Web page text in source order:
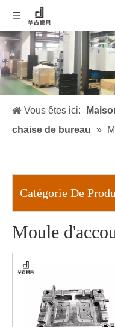
Vous êtes ici:
chaise de bureau »
Catégorie De
Moule